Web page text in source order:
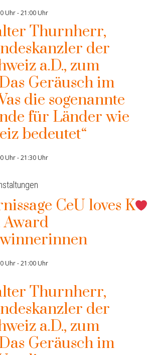
Uhr-21:00 Uhr
Thurnherr,
der
a.D., zum
Geräusch im
die sogenannte
für Länder wie
bedeutet“
Uhr-21:30 Uhr
CeU loves K
Award
Uhr-21:00 Uhr
Thurnherr,
der
a.D., zum
Geräusch im